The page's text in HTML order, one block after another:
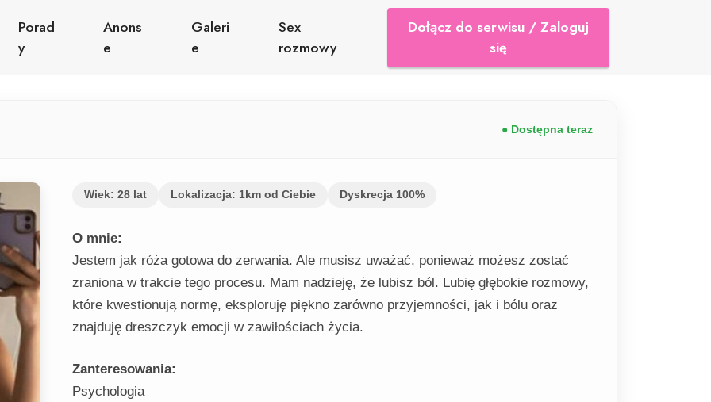
Porad
y
Anons
e
Galeri
e
Sex
rozmowy
Dołącz do serwisu / Zaloguj
się
● Dostępna teraz
Wiek: 28 lat Lokalizacja: 1km od Ciebie Dyskrecja 100%
O mnie:
Jestem jak róża gotowa do zerwania. Ale musisz uważać, ponieważ możesz zostać
zraniona w trakcie tego procesu. Mam nadzieję, że lubisz ból. Lubię głębokie rozmowy,
które kwestionują normę, eksploruję piękno zarówno przyjemności, jak i bólu oraz
znajduję dreszczyk emocji w zawiłościach życia.
Zanteresowania:
Psychologia